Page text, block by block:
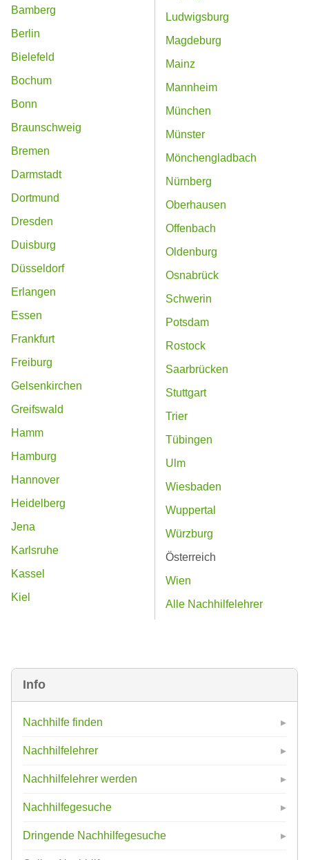
Info
Nachhilfe finden
Nachhilfelehrer
Nachhilfelehrer werden
Nachhilfegesuche
Dringende Nachhilfegesuche
Bamberg
Berlin
Bielefeld
Bochum
Bonn
Braunschweig
Bremen
Darmstadt
Dortmund
Dresden
Duisburg
Düsseldorf
Erlangen
Essen
Frankfurt
Freiburg
Gelsenkirchen
Greifswald
Hamm
Hamburg
Hannover
Heidelberg
Jena
Karlsruhe
Kassel
Kiel
Ludwigsburg
Magdeburg
Mainz
Mannheim
München
Münster
Mönchengladbach
Nürnberg
Oberhausen
Offenbach
Oldenburg
Osnabrück
Schwerin
Potsdam
Rostock
Saarbrücken
Stuttgart
Trier
Tübingen
Ulm
Wiesbaden
Wuppertal
Würzburg
Österreich
Wien
Alle Nachhilfelehrer